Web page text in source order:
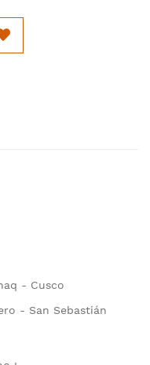
- Cusco
- San Sebastián